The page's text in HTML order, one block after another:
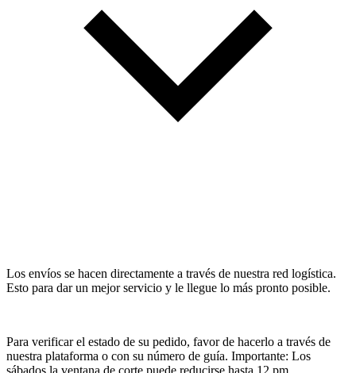
Los envíos se hacen directamente a través de nuestra red logística.
Esto para dar un mejor servicio y le llegue lo más pronto posible.
Para verificar el estado de su pedido, favor de hacerlo a través de
nuestra plataforma o con su número de guía. Importante: Los
sábados la ventana de corte puede reducirse hasta 12 pm.